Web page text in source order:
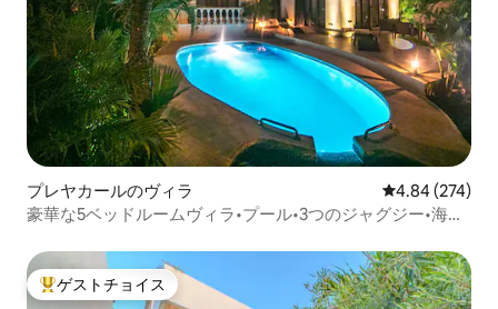
プレヤカールのヴィラ レビュー274
4.84 (274)
豪華な5ベッドルームヴィラ•プール•3つのジャグジー•海の
大好評のゲストチョイスです。
ゲストチョイス